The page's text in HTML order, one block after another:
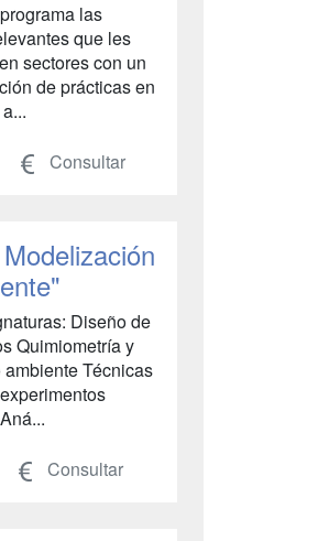
las
que les
sectores con un
de prácticas en
Consultar
Diseño de
Quimiometría y
Técnicas
Consultar